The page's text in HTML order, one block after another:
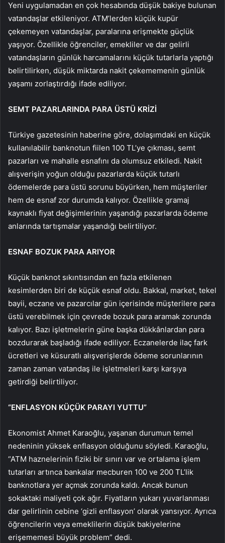
Yeni uygulamadan en çok hesabında düşük bakiye bulunan
vatandaşlar etkileniyor. ATM’lerden küçük kupür
çekemeyen vatandaşlar, paralarına erişmekte güçlük
yaşıyor. Özellikle öğrenciler, emekliler ve dar gelirli
vatandaşların günlük harcamalarını küçük tutarlarla yaptığı
belirtilirken, düşük miktarda nakit çekememenin günlük
yaşamı zorlaştırdığı ifade ediliyor.
SEMT PAZARLARINDA PARA ÜSTÜ KRİZİ
Türkiye gazetesinin haberine göre, dolaşımdaki en küçük
kullanılabilir banknotun fiilen 100 TL’ye çıkması, semt
pazarları ve mahalle esnafını da olumsuz etkiledi. Nakit
alışverişin yoğun olduğu pazarlarda küçük tutarlı
ödemelerde para üstü sorunu büyürken, hem müşteriler
hem de esnaf zor durumda kalıyor. Özellikle gramaj
kaynaklı fiyat değişimlerinin yaşandığı pazarlarda ödeme
anlarında tartışmalar yaşandığı belirtiliyor.
ESNAF BOZUK PARA ARIYOR
Küçük banknot sıkıntısından en fazla etkilenen
kesimlerden biri de küçük esnaf oldu. Bakkal, market, tekel
bayii, eczane ve pazarcılar gün içerisinde müşterilere para
üstü verebilmek için çevrede bozuk para aramak zorunda
kalıyor. Bazı işletmelerin güne başka dükkânlardan para
bozdurarak başladığı ifade ediliyor. Eczanelerde ilaç fark
ücretleri ve küsuratlı alışverişlerde ödeme sorunlarının
zaman zaman vatandaş ile işletmeleri karşı karşıya
getirdiği belirtiliyor.
“ENFLASYON KÜÇÜK PARAYI YUTTU”
Ekonomist Ahmet Karaoğlu, yaşanan durumun temel
nedeninin yüksek enflasyon olduğunu söyledi. Karaoğlu,
“ATM haznelerinin fiziki bir sınırı var ve ortalama işlem
tutarları artınca bankalar mecburen 100 ve 200 TL’lik
banknotlara yer açmak zorunda kaldı. Ancak bunun
sokaktaki maliyeti çok ağır. Fiyatların yukarı yuvarlanması
dar gelirlinin cebine ‘gizli enflasyon’ olarak yansıyor. Ayrıca
öğrencilerin veya emeklilerin düşük bakiyelerine
erişememesi büyük problem” dedi.